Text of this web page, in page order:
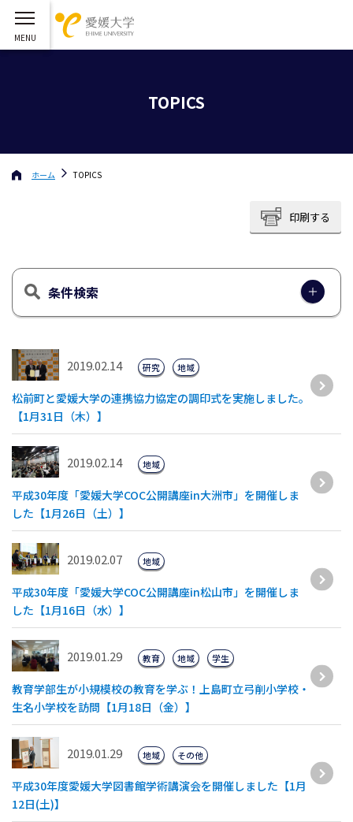
TOPICS
ホーム TOPICS
印刷する
条件検索
2019.02.14
松前町と愛媛大学の連携協力協定の調印式を実施しました。
【1月31日（木）】
研究 地域
2019.02.14
平成30年度「愛媛大学COC公開講座in大洲市」を開催しま
した【1月26日（土）】
地域
2019.02.07
平成30年度「愛媛大学COC公開講座in松山市」を開催しま
した【1月16日（水）】
地域
2019.01.29
教育学部生が小規模校の教育を学ぶ！上島町立弓削小学校・
生名小学校を訪問【1月18日（金）】
教育 地域 学生
2019.01.29
平成30年度愛媛大学図書館学術講演会を開催しました【1月
12日(土)】
地域 その他